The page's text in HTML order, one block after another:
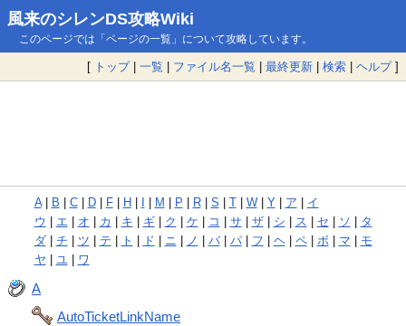
風来のシレンDS攻略Wiki
このページでは「ページの一覧」について攻略しています。
[ トップ| 一覧 | ファイル名一覧 | 最終更新 | 検索 | ヘルプ]
A| B C| D| F| H M P R| S T| W| Y| ア
イ
ウ
エ オ カ キ ギ| ク ケ コ サ| ザ| シ ス セ ソ
タ
ダ| チ ツ テ ト ド ニ ノ バ| パ| フ ヘ| ペ| ボ| マ
モ
ヤ
ユ| ワ
A
AutoTicketLinkName